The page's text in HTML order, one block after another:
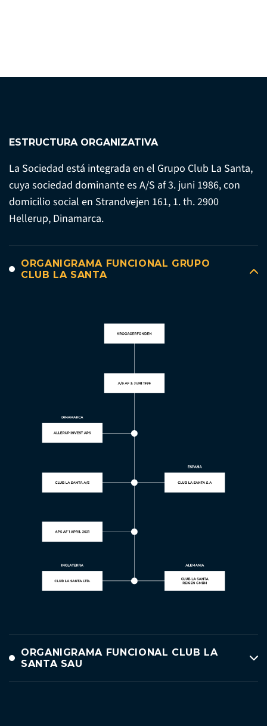
ESTRUCTURA ORGANIZATIVA
La Sociedad está integrada en el Grupo Club La Santa,
cuya sociedad dominante es A/S af 3. juni 1986, con
domicilio social en Strandvejen 161, 1. th. 2900
Hellerup, Dinamarca.
ORGANIGRAMA FUNCIONAL GRUPO
CLUB LA SANTA
ORGANIGRAMA FUNCIONAL CLUB LA
SANTA SAU